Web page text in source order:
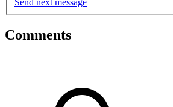
Comments